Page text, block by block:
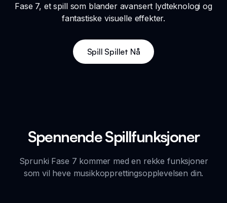
Fase 7, et spill som blander avansert lydteknologi og
fantastiske visuelle effekter.
Spill Spillet Nå
Spennende Spillfunksjoner
Sprunki Fase 7 kommer med en rekke funksjoner
som vil heve musikkopprettingsopplevelsen din.